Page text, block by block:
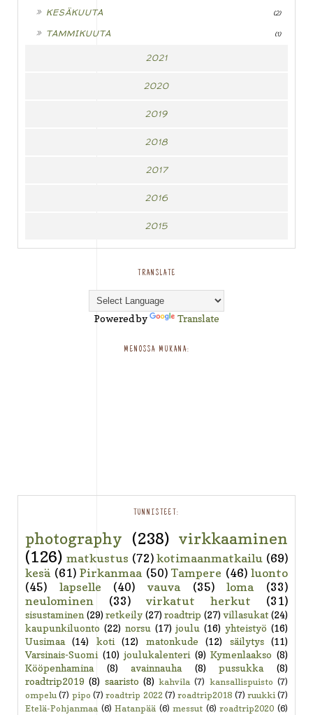
KESÄKUUTA (2)
TAMMIKUUTA (1)
2021
2020
2019
2018
2017
2016
2015
TRANSLATE
Powered by Translate
MENOSSA MUKANA:
TUNNISTEET:
photography (238) virkkaaminen
(126) matkustus (72) kotimaanmatkailu (69)
kesä (61) Pirkanmaa (50) Tampere (46) luonto
(45)
lapselle (40) vauva (35) loma
(33)
neulominen
(33) virkatut herkut (31)
sisustaminen (29) retkeily (27) roadtrip (27) villasukat (24)
kaupunkiluonto (22) norsu (17) joulu (16) yhteistyö (16)
Uusimaa
(14) koti (12) matonkude (12) säilytys
(11)
Varsinais-Suomi (10) joulukalenteri (9) Kymenlaakso (8)
Kööpenhamina
(8) avainnauha (8) pussukka
(8)
roadtrip2019 (8) saaristo (8) kahvila (7) kansallispuisto (7)
ompelu (7) pipo (7) roadtrip 2022 (7) roadtrip2018 (7) ruukki (7)
Etelä-Pohjanmaa (6) Hatanpää (6) messut (6) roadtrip2020 (6)